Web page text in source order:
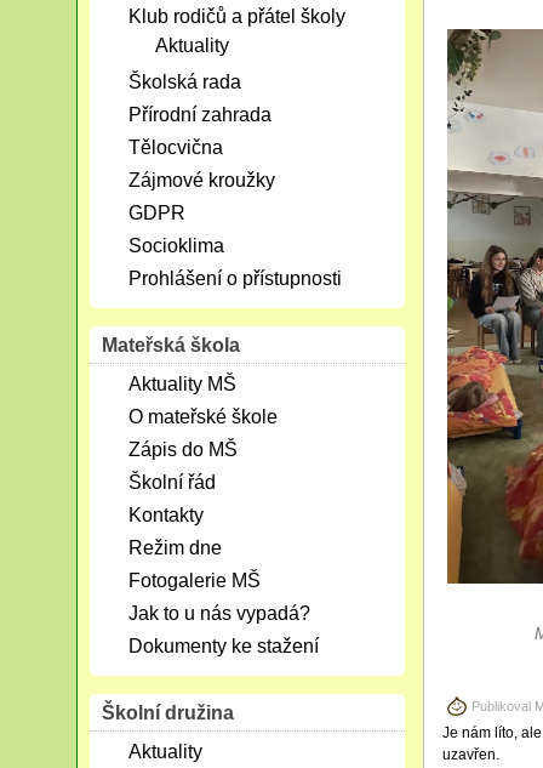
Publikoval
Je nám líto,
uzavřen.
Klub rodičů a přátel školy
Aktuality
Školská rada
Přírodní zahrada
Tělocvična
Zájmové kroužky
GDPR
Socioklima
Prohlášení o přístupnosti
Mateřská škola
Aktuality MŠ
O mateřské škole
Zápis do MŠ
Školní řád
Kontakty
Režim dne
Fotogalerie MŠ
Jak to u nás vypadá?
Dokumenty ke stažení
Školní družina
Aktuality